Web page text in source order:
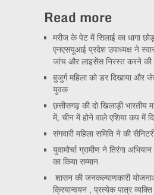
Read more
मरीज के पेट में सिलाई का धागा
एनएसयूआई प्रदेश उपाध्यक्ष ने
जांच और लाइसेंस निरस्त करने की
बुजुर्ग महिला को डर दिखाया और
युवक
छत्तीसगढ़ की दो खिलाड़ी भारतीय
में, चीन में होने वाले एशिया कप में
संगवारी महिला समिति ने की
युवामोर्चा ग्रामीण ने तिरंगा
का किया सम्मान
शासन की जनकल्याणकारी
क्रियान्वयन , प्रत्येक पात्र